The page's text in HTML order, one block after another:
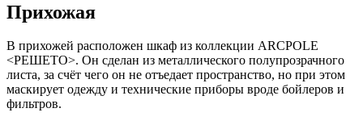
Прихожая
В прихожей расположен шкаф из коллекции ARCPOLE
<РЕШЕТО>. Он сделан из металлического полупрозрачного
листа, за счёт чего он не отъедает пространство, но при этом
маскирует одежду и технические приборы вроде бойлеров и
фильтров.